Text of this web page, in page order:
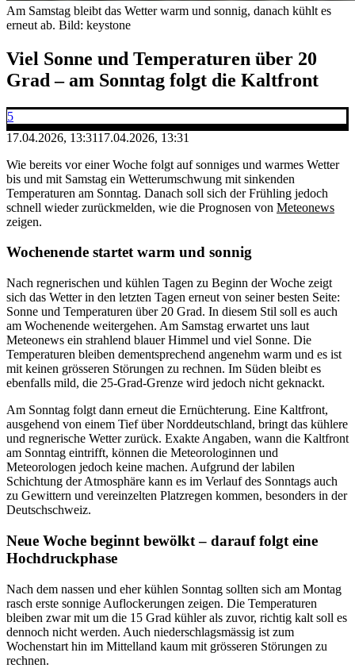
Am Samstag bleibt das Wetter warm und sonnig, danach kühlt es
erneut ab. Bild: keystone
Viel Sonne und Temperaturen über 20
Grad – am Sonntag folgt die Kaltfront
5
17.04.2026, 13:3117.04.2026, 13:31
Wie bereits vor einer Woche folgt auf sonniges und warmes Wetter
bis und mit Samstag ein Wetterumschwung mit sinkenden
Temperaturen am Sonntag. Danach soll sich der Frühling jedoch
schnell wieder zurückmelden, wie die Prognosen von Meteonews
zeigen.
Wochenende startet warm und sonnig
Nach regnerischen und kühlen Tagen zu Beginn der Woche zeigt
sich das Wetter in den letzten Tagen erneut von seiner besten Seite:
Sonne und Temperaturen über 20 Grad. In diesem Stil soll es auch
am Wochenende weitergehen. Am Samstag erwartet uns laut
Meteonews ein strahlend blauer Himmel und viel Sonne. Die
Temperaturen bleiben dementsprechend angenehm warm und es ist
mit keinen grösseren Störungen zu rechnen. Im Süden bleibt es
ebenfalls mild, die 25-Grad-Grenze wird jedoch nicht geknackt.
Am Sonntag folgt dann erneut die Ernüchterung. Eine Kaltfront,
ausgehend von einem Tief über Norddeutschland, bringt das kühlere
und regnerische Wetter zurück. Exakte Angaben, wann die Kaltfront
am Sonntag eintrifft, können die Meteorologinnen und
Meteorologen jedoch keine machen. Aufgrund der labilen
Schichtung der Atmosphäre kann es im Verlauf des Sonntags auch
zu Gewittern und vereinzelten Platzregen kommen, besonders in der
Deutschschweiz.
Neue Woche beginnt bewölkt – darauf folgt eine
Hochdruckphase
Nach dem nassen und eher kühlen Sonntag sollten sich am Montag
rasch erste sonnige Auflockerungen zeigen. Die Temperaturen
bleiben zwar mit um die 15 Grad kühler als zuvor, richtig kalt soll es
dennoch nicht werden. Auch niederschlagsmässig ist zum
Wochenstart hin im Mittelland kaum mit grösseren Störungen zu
rechnen.